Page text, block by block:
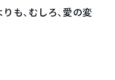
も、むしろ、愛の変